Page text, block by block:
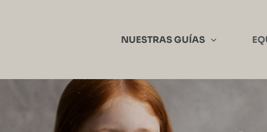
NUESTRAS GUÍAS